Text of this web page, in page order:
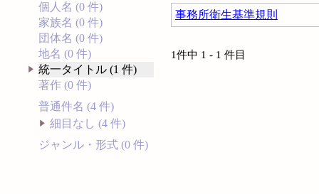
個人名 (0 件)
家族名 (0 件)
団体名 (0 件)
地名 (0 件)
統一タイトル (1 件)
著作 (0 件)
普通件名 (4 件)
細目なし (4 件)
ジャンル・形式 (0 件)
事務所衛生基準規則
1件中 1 - 1 件目